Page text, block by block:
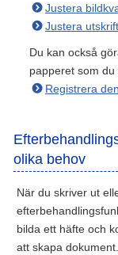
Justera
Justera
Du kan också
papperet som du
Registrera
olika behov
När du skriver ut
bilda ett häfte och
att skapa dokument.